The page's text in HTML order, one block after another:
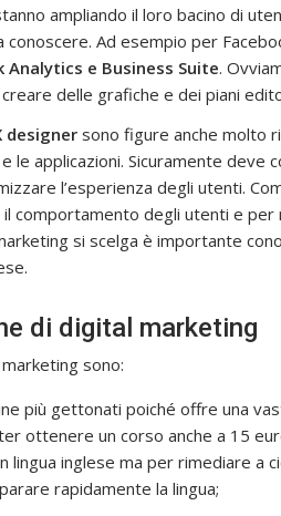
ampliando il loro bacino di
Ad esempio per
e Business Suite.
delle grafiche e dei piani
designer sono figure anche molto
le applicazioni. Sicuramente
l’esperienza degli utenti.
comportamento degli utenti e per
si scelga è importante
di digital marketing
sono:
più gettonati poiché offre una
ottenere un corso anche a 15
lingua inglese ma per rimediare a
rapidamente la lingua;